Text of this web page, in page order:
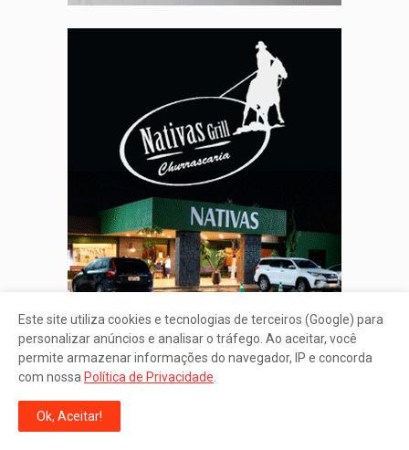
Este site utiliza cookies e tecnologias de terceiros (Google) para
personalizar anúncios e analisar o tráfego. Ao aceitar, você
permite armazenar informações do navegador, IP e concorda
com nossa Política de Privacidade
Ok, Aceitar!